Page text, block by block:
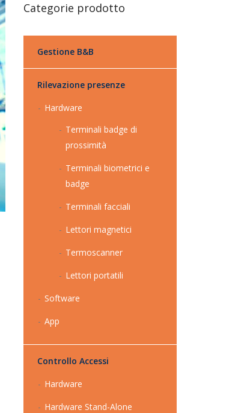
Categorie prodotto
Gestione B&B
Rilevazione presenze
Hardware
Terminali badge di
prossimità
Terminali biometrici e
badge
Terminali facciali
Lettori magnetici
Termoscanner
Lettori portatili
Software
App
Controllo Accessi
Hardware
Hardware Stand-Alone